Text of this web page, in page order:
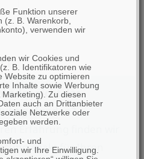
Funktion unserer
(z. B. Warenkorb,
verwenden wir
wir Cookies und
B. Identifikatoren wie
Website zu optimieren
Inhalte sowie Werbung
Zu diesen
auch an Drittanbieter
Netzwerke oder
werden.
und
wir Ihre Einwilligung.
oder nicht das
gefunden?
Erfahrung finden wir
exakt für Ihren